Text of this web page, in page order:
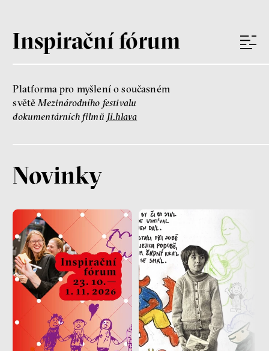
Inspirační fórum
Platforma pro myšlení o současném
světěMezinárodního festivalu
dokumentárních filmů Ji.hlava
Novinky